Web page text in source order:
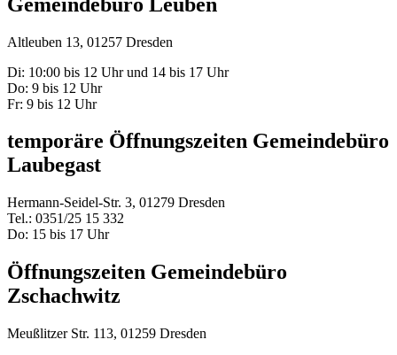
Altleuben 13, 01257 Dresden
Di: 10:00 bis 12 Uhr und 14 bis 17 Uhr
Do: 9 bis 12 Uhr
Fr: 9 bis 12 Uhr
temporäre Öffnungszeiten Gemeindebüro
Laubegast
Hermann-Seidel-Str. 3, 01279 Dresden
Tel.: 0351/25 15 332
Do: 15 bis 17 Uhr
Öffnungszeiten Gemeindebüro
Zschachwitz
Meußlitzer Str. 113, 01259 Dresden